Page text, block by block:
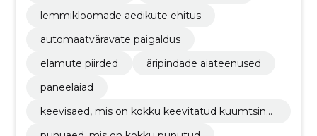
lemmikloomade aedikute ehitus
automaatväravate paigaldus
elamute piirded
äripindade aiateenused
paneelaiad
keevisaed, mis on kokku keevitatud kuumtsingi